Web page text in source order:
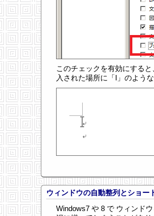
このチェックを有効にする
入された場所に「I」のよう
ウィンドウの自動整列とショー
Windows7 や 8 で ウィンド